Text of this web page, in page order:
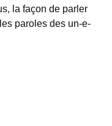
la façon de parler
paroles des un-e-